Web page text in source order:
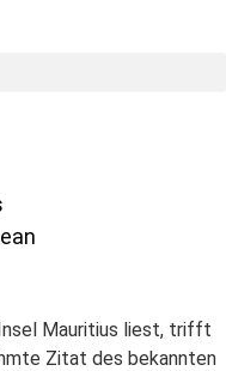
Mauritius liest, trifft
Zitat des bekannten